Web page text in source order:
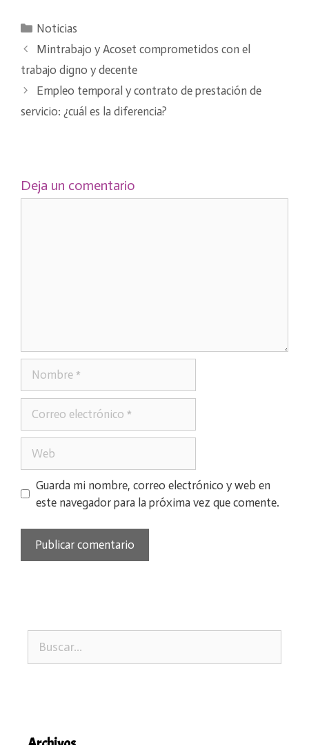
Categorías
Noticias
Mintrabajo y Acoset comprometidos con el
trabajo digno y decente
Empleo temporal y contrato de prestación de
servicio: ¿cuál es la diferencia?
Deja un comentario
electrónico
Guarda mi nombre, correo electrónico y web en
este navegador para la próxima vez que comente.